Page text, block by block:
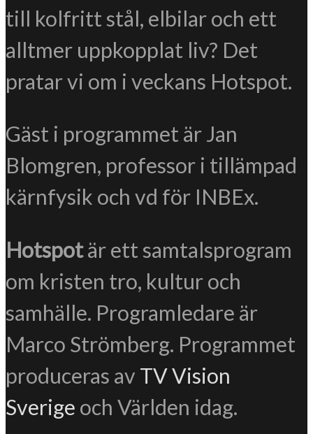
till kolfritt stål, elbilar och ett
alltmer uppkopplat liv? Det
pratar vi om i veckans Hotspot.
Gäst i programmet är Jan
Blomgren, professor i tillämpad
kärnfysik och vd för INBEx.
Hotspotär ett samtalsprogram
om kristen tro, kultur och
samhälle. Programledare är
Marco Strömberg. Programmet
produceras av TV Vision
Sverige och Världen idag.